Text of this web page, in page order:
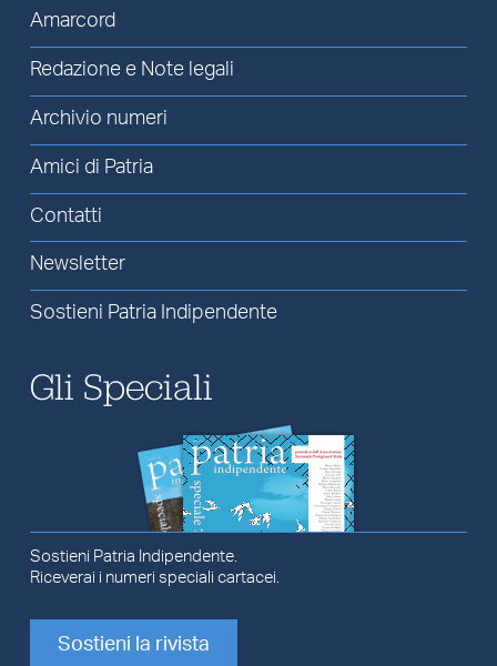
Amarcord
Redazione e Note legali
Archivio numeri
Amici di Patria
Contatti
Newsletter
Sostieni Patria Indipendente
Gli Speciali
Sostieni Patria Indipendente.
Riceverai i numeri speciali cartacei.
Sostieni la rivista